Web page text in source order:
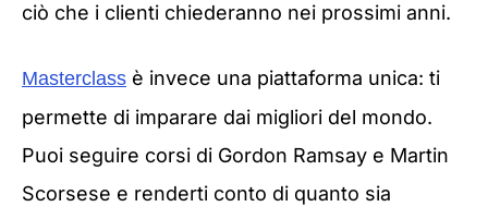
ciò che i clienti chiederanno nei prossimi anni.
Masterclass è invece una piattaforma unica: ti
permette di imparare dai migliori del mondo.
Puoi seguire corsi di Gordon Ramsay e Martin
Scorsese e renderti conto di quanto sia